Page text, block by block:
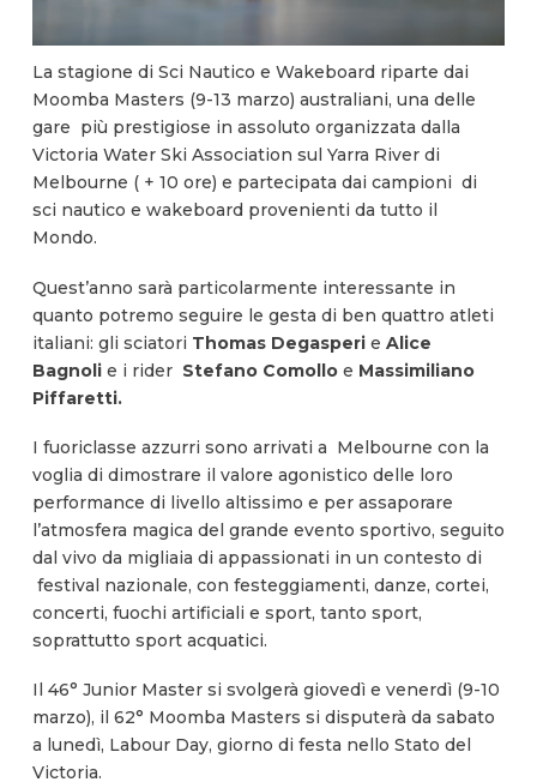
La stagione di Sci Nautico e Wakeboard riparte dai
Moomba Masters (9-13 marzo) australiani, una delle
gare più prestigiose in assoluto organizzata dalla
Victoria Water Ski Association sul Yarra River di
Melbourne ( + 10 ore) e partecipata dai campioni di
sci nautico e wakeboard provenienti da tutto il
Mondo.
Quest’anno sarà particolarmente interessante in
quanto potremo seguire le gesta di ben quattro atleti
italiani: gli sciatori Thomas Degasperie Alice
Bagnolie i rider Stefano Comolloe Massimiliano
Piffaretti.
I fuoriclasse azzurri sono arrivati a Melbourne con la
voglia di dimostrare il valore agonistico delle loro
performance di livello altissimo e per assaporare
l’atmosfera magica del grande evento sportivo, seguito
dal vivo da migliaia di appassionati in un contesto di
festival nazionale, con festeggiamenti, danze, cortei,
concerti, fuochi artificiali e sport, tanto sport,
soprattutto sport acquatici.
Il 46° Junior Master si svolgerà giovedì e venerdì (9-10
marzo), il 62° Moomba Masters si disputerà da sabato
a lunedì, Labour Day, giorno di festa nello Stato del
Victoria.